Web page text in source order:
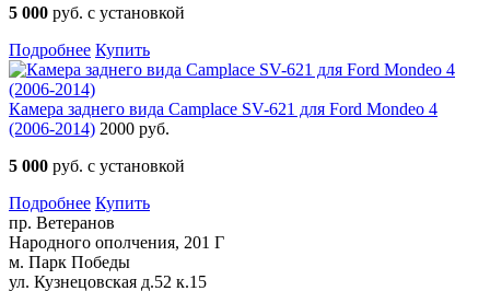
5 000 руб. с установкой
Подробнее Купить
Камера заднего вида Camplace SV-621 для Ford Mondeo 4
(2006-2014) 2000 руб.
5 000 руб. с установкой
Подробнее Купить
пр. Ветеранов
Народного ополчения, 201 Г
м. Парк Победы
ул. Кузнецовская д.52 к.15